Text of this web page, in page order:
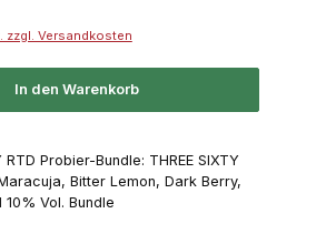
zzgl. Versandkosten
In den Warenkorb